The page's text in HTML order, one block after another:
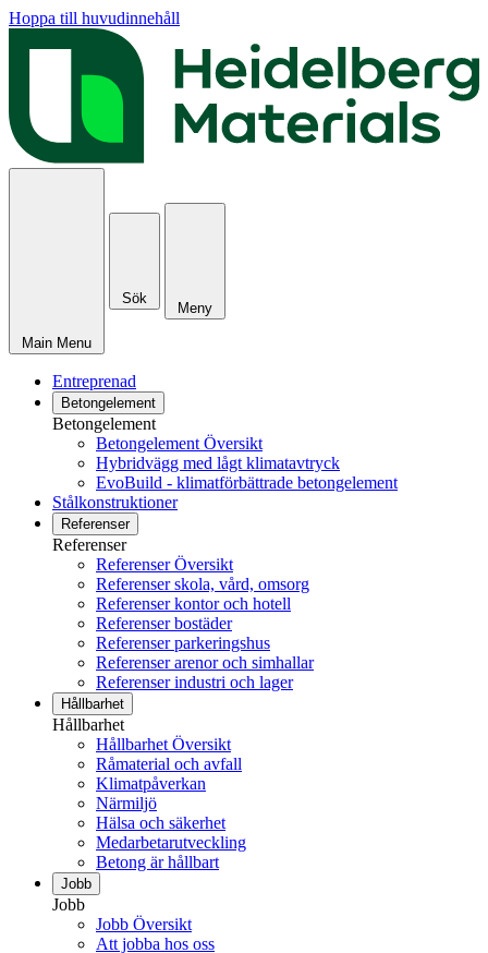
Hoppa till huvudinnehåll
Main Menu
Sök
Meny
Entreprenad
Betongelement
Betongelement
Betongelement Översikt
Hybridvägg med lågt klimatavtryck
EvoBuild - klimatförbättrade betongelement
Stålkonstruktioner
Referenser
Referenser
Referenser Översikt
Referenser skola, vård, omsorg
Referenser kontor och hotell
Referenser bostäder
Referenser parkeringshus
Referenser arenor och simhallar
Referenser industri och lager
Hållbarhet
Hållbarhet
Hållbarhet Översikt
Råmaterial och avfall
Klimatpåverkan
Närmiljö
Hälsa och säkerhet
Medarbetarutveckling
Betong är hållbart
Jobb
Jobb
Jobb Översikt
Att jobba hos oss